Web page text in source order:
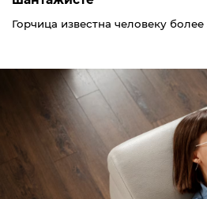
Горчица известна человеку